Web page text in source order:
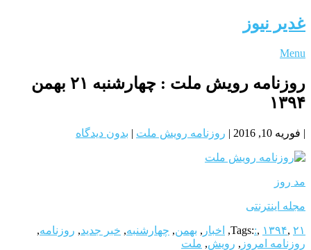
غدیر نیوز
Menu
روزنامه رویش ملت : چهارشنبه ۲۱ بهمن
۱۳۹۴
| فوریه 10, 2016 | روزنامه رویش ملت | بدون دیدگاه
مد روز
مجله اینترنتی
Tags::, ۱۳۹۴, ۲۱ , اخبار , بهمن, چهارشنبه, خبر جدید, روزنامه,
روزنامه امروز , رویش, ملت